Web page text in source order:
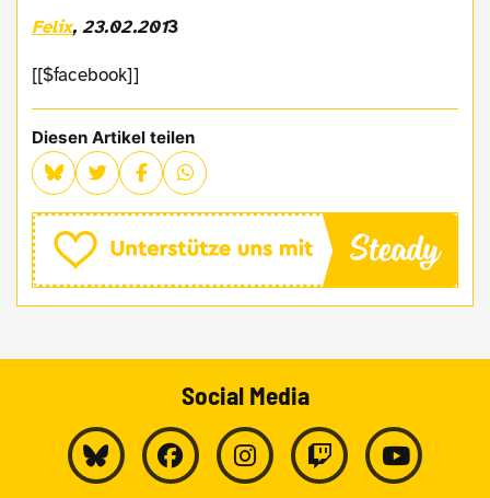
Felix, 23.02.2013
[[$facebook]]
Diesen Artikel teilen
Social Media